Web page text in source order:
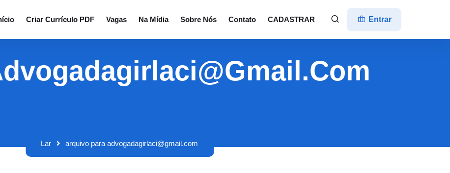
Entrar
Criar Currículo PDF Vagas Na Mídia Sobre Nós Contato CADASTRAR
Lar arquivo para advogadagirlaci@gmail.com